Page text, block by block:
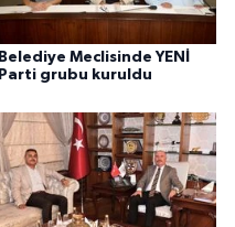
Belediye Meclisinde YENİ
Parti grubu kuruldu